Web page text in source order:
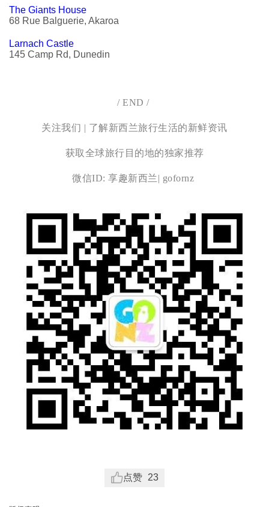
The Giants House
68 Rue Balguerie, Akaroa
Larnach Castle
145 Camp Rd, Dunedin
/ END /
关注我们 | 了解新西兰旅行生活的新鲜资讯
获取全球旅行目的地的独家推荐
微信ID: 享趣新西兰| gofornz
点赞 23